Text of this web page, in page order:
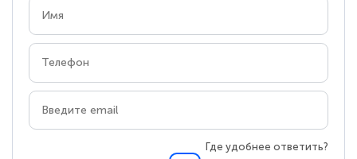
Где удобнее ответить?